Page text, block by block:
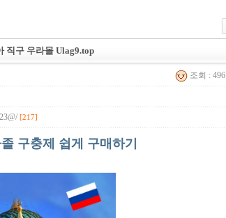
직구 우라몰 Ulag9.top
조회 : 496
[217]
구충제 쉽게 구매하기